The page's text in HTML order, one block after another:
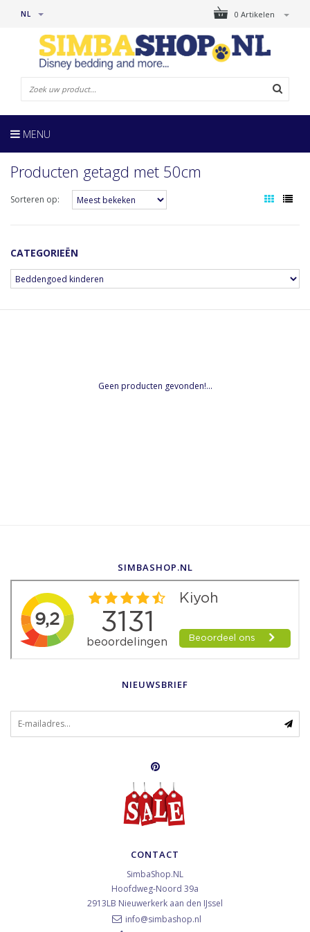
0 Artikelen
NL
MENU
Producten getagd met 50cm
Sorteren op:
CATEGORIEËN
Geen producten gevonden!...
SIMBASHOP.NL
NIEUWSBRIEF
CONTACT
SimbaShop.NL
Hoofdweg-Noord 39a
2913LB Nieuwerkerk aan den IJssel
info@simbashop.nl